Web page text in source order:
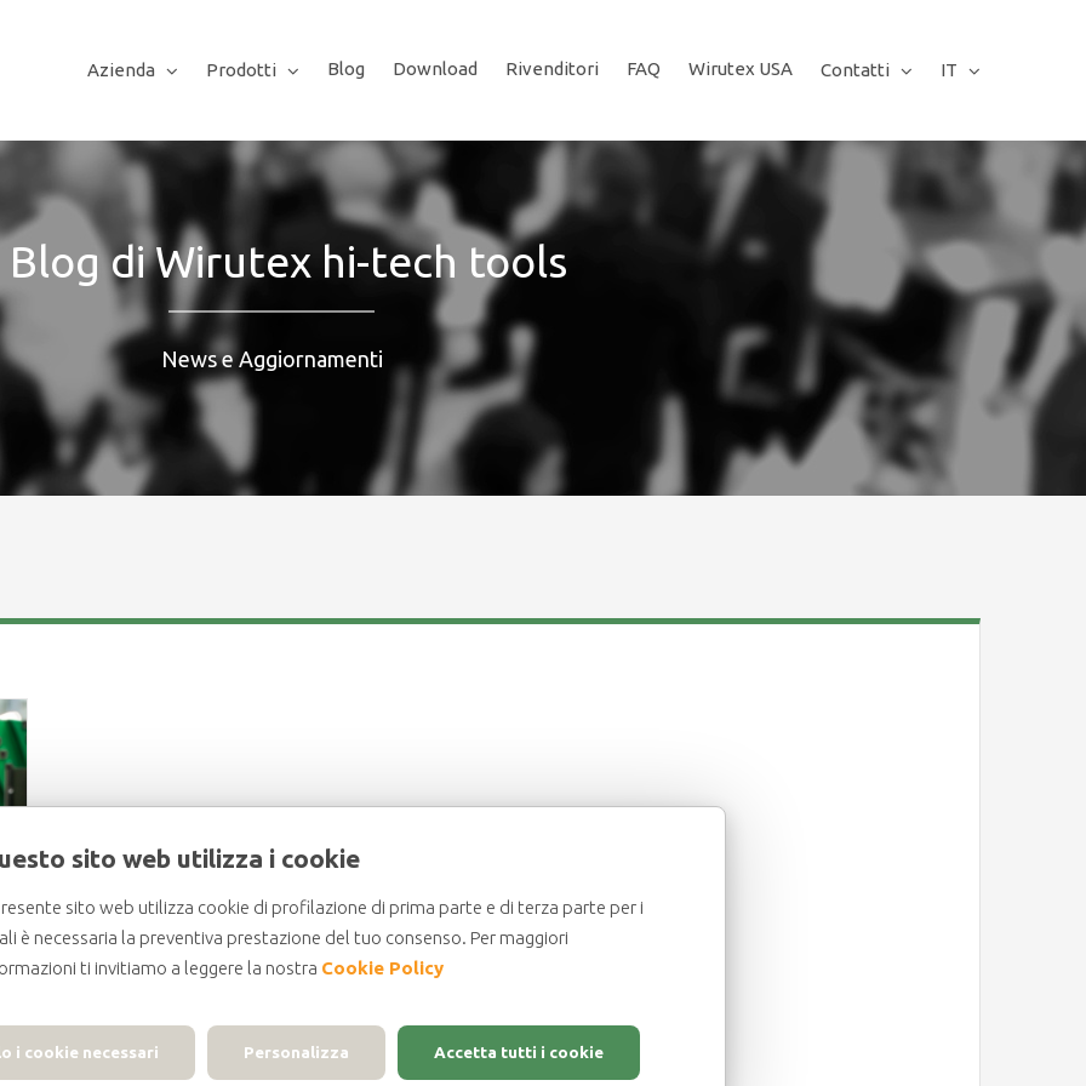
sito web utilizza i cookie
sito web utilizza cookie di profilazione di prima parte e di terza parte per i
è necessaria la preventiva prestazione del tuo consenso. Per maggiori
ti invitiamo a leggere la nostra Cookie Policy
i cookie necessari Personalizza Accetta tutti i cookie
Azienda Prodotti Blog Download Rivenditori FAQ Wirutex USA Contatti IT
Blog di Wirutex hi-tech tools
News e Aggiornamenti